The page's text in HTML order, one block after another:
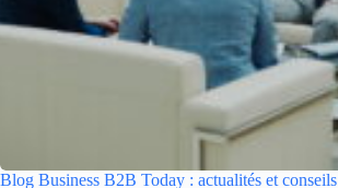
Blog Business B2B Today : actualités et conseils